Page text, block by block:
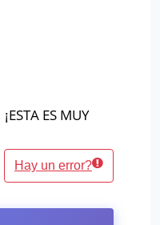
¡ESTA ES MUY
Hay un error?